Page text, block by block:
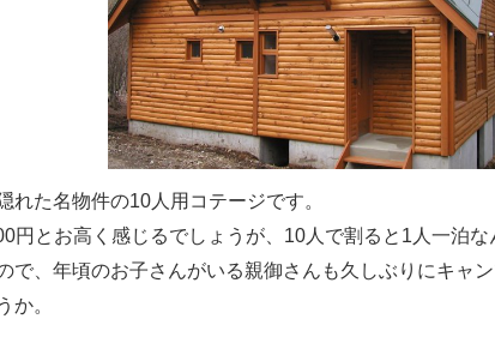
れた名物件の10人用コテージです。
円とお高く感じるでしょうが、10人で割ると1人一泊
で、年頃のお子さんがいる親御さんも久しぶりにキャ
か。